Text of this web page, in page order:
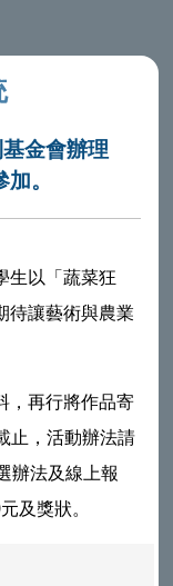
金會辦理
。
生以「蔬菜狂
待讓藝術與農業
，再行將作品寄
止，活動辦法請
辦法及線上報
及獎狀。